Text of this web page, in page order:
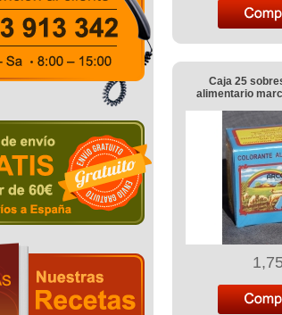
Caja 25
alimentario